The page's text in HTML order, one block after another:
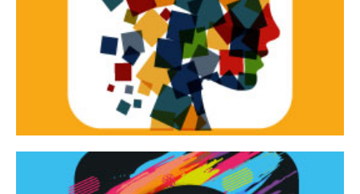
Tracce dinamiche
Tracce Dinamiche è una rassegna di teatro
d’innovazione e sperimentale.